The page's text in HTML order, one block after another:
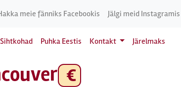
meie fänniks Facebookis Jälgi meid Instagramis
Sihtkohad Puhka Eestis Kontakt Järelmaks
€